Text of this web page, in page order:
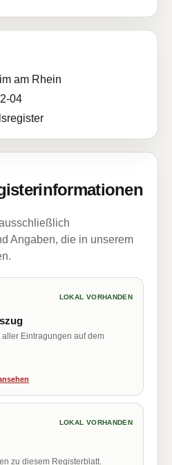
am Rhein
04
Angaben, die in unserem
LOKAL VORHANDEN
Eintragungen auf dem
LOKAL VORHANDEN
zu diesem Registerblatt.